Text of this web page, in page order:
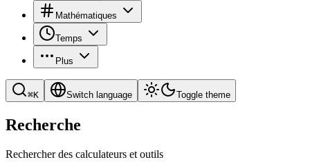
Mathématiques
Temps
Plus
⌘K Switch language Toggle theme
Recherche
Rechercher des calculateurs et outils